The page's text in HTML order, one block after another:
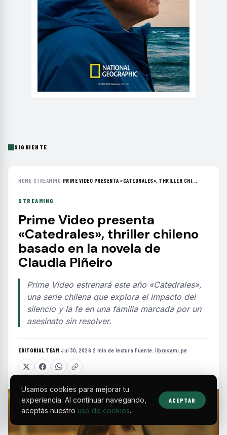
SIGUIENTE
HOME› STREAMING› PRIME VIDEO PRESENTA «CATEDRALES», THRILLER CHI...
STREAMING
Prime Video presenta
«Catedrales», thriller chileno
basado en la novela de
Claudia Piñeiro
Prime Video estrenará este año «Catedrales»,
una serie chilena que explora el impacto del
silencio y la fe en una familia marcada por un
asesinato sin resolver.
EDITORIAL TEAM·Jul 30, 2026·2 min de lectura·Fuente: librosami.pe
Usamos cookies para mejorar tu
experiencia. Al continuar navegando,
aceptás nuestro uso de cookies.
ACEPTAR